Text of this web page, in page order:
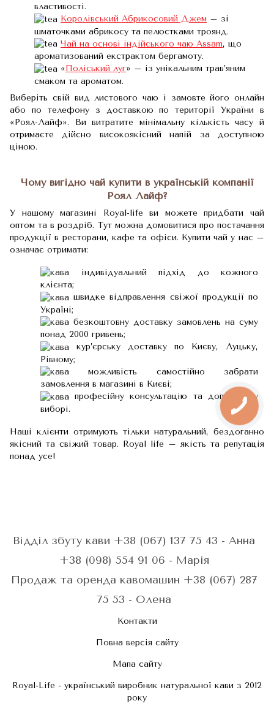
властивості.
Королівський Абрикосовий Джем – зі
шматочками абрикосу та пелюстками троянд.
Чай на основі індійського чаю Assam, що
ароматизований екстрактом бергамоту.
«Поліський луг» – із унікальним трав’яним
смаком та ароматом.
Виберіть свій вид листового чаю і замовте його онлайн
або по телефону з доставкою по території України в
«Роял-Лайф». Ви витратите мінімальну кількість часу й
отримаєте дійсно високоякісний напій за доступною
ціною.
Чому вигідно чай купити в українській компанії
Роял Лайф?
У нашому магазині Royal-life ви можете придбати чай
оптом та в роздріб. Тут можна домовитися про постачання
продукції в ресторани, кафе та офіси. Купити чай у нас –
означає отримати:
індивідуальний підхід до кожного
клієнта;
швидке відправлення свіжої продукції по
Україні;
безкоштовну доставку замовлень на суму
понад 2000 гривень;
кур’єрську доставку по Києву, Луцьку,
Рівному;
можливість самостійно забрати
замовлення в магазині в Києві;
професійну консультацію та допомогу у
виборі.
Наші клієнти отримують тільки натуральний, бездоганно
якісний та свіжий товар. Royal life – якість та репутація
понад усе!
Відділ збуту кави +38 (067) 137 75 43 - Анна
+38 (098) 554 91 06 - Марія
Продаж та оренда кавомашин +38 (067) 287
75 53 - Олена
Контакти
Повна версія сайту
Мапа сайту
Royal-Life - український виробник натуральної кави з 2012
року